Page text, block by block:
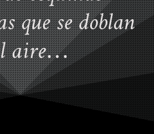
que se doblan
aire…